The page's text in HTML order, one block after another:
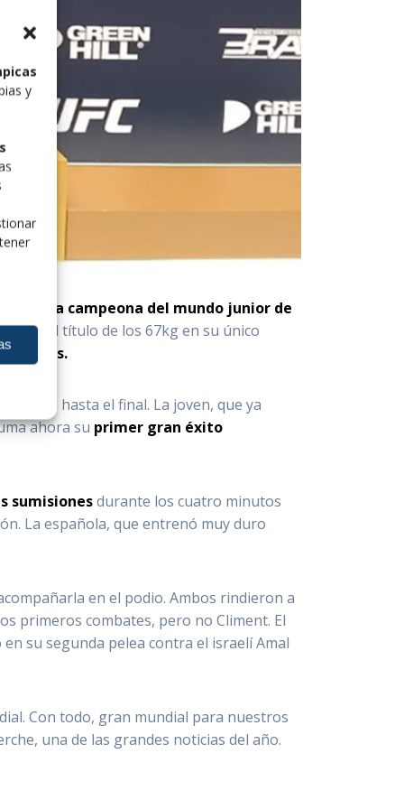
y
primera campeona del mundo junior de
el título de los 67kg en su único
hasta el final. La joven, que ya
ahora su primer gran éxito
sumisionesdurante los cuatro minutos
La española, que entrenó muy duro
en el podio. Ambos rindieron a
primeros combates, pero no Climent. El
su segunda pelea contra el israelí Amal
Con todo, gran mundial para nuestros
una de las grandes noticias del año.